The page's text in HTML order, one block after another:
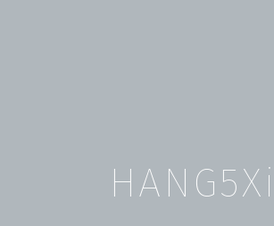
HANG5Xi